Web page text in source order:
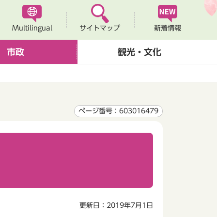
Multilingual サイトマップ 新着情報
市政 観光・文化
ページ番号：603016479
更新日：2019年7月1日